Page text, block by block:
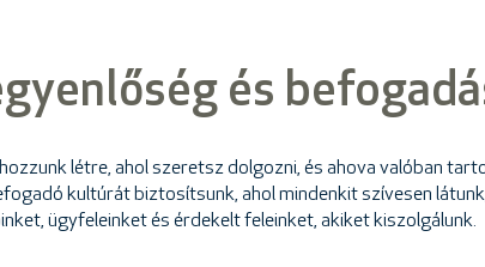
és
létre, ahol szeretsz dolgozni, és ahova valóban
kultúrát biztosítsunk, ahol mindenkit szívesen
ügyfeleinket és érdekelt feleinket, akiket kiszolgálunk.